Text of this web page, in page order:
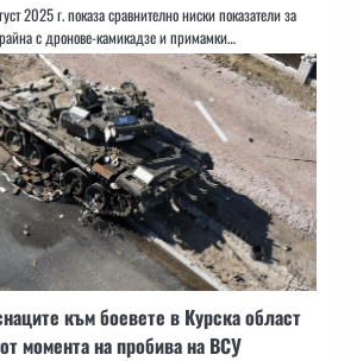
2025 г. показа сравнително ниски показатели за
с дронове-камикадзе и примамки…
към боевете в Курска област
момента на пробива на ВСУ